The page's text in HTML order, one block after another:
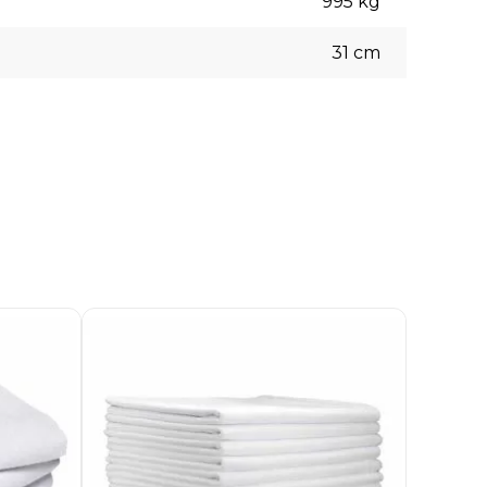
31 cm